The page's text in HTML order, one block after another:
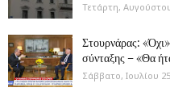
Τετάρτη,
Στουρνάρας:
σύνταξης – «Θα
Σάββατο, Ιουλίου